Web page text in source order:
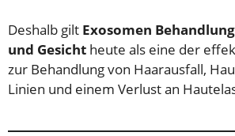
Deshalb gilt Exosomen
und Gesicht heute als eine der
zur Behandlung von Haarausfall,
Linien und einem Verlust an